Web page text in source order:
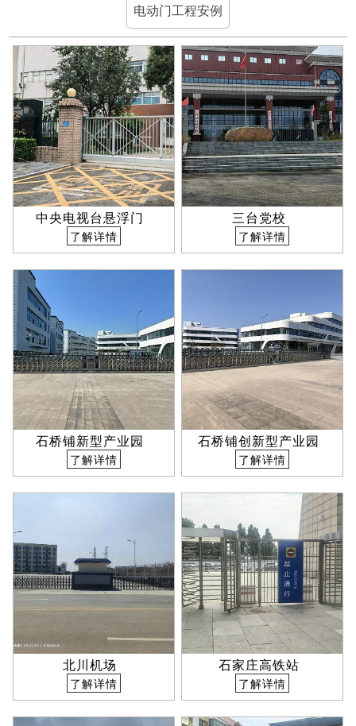
学生招聘
电动门工程安例
中央电视台悬浮门
了解详情
三台党校
了解详情
石桥铺新型产业园
了解详情
石桥铺创新型产业园
了解详情
北川机场
了解详情
石家庄高铁站
了解详情